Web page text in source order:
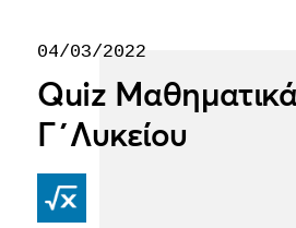
04/03/2022
Quiz
Γ΄Λυκείου